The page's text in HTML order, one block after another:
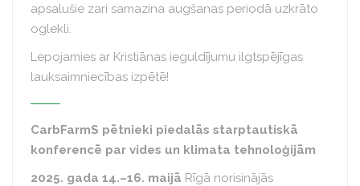
apsalušie zari samazina augšanas periodā uzkrāto
oglekli.
Lepojamies ar Kristiānas ieguldījumu ilgtspējīgas
lauksaimniecības izpētē!
CarbFarmS pētnieki piedalās starptautiskā
konferencē par vides un klimata tehnoloģijām
2025. gada 14.–16. maijā Rīgā norisinājās